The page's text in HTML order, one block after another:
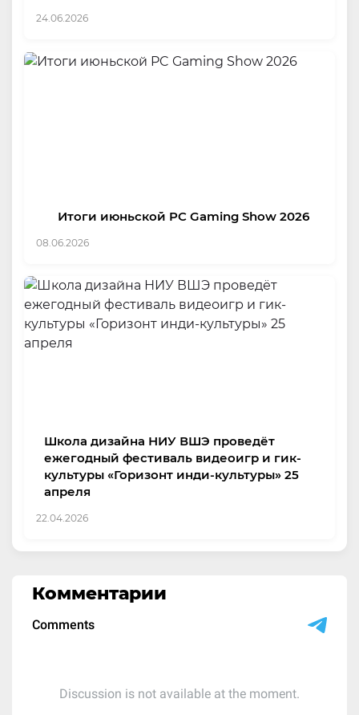
24.06.2026
Итоги июньской PC Gaming Show 2026
08.06.2026
Школа дизайна НИУ ВШЭ проведёт
ежегодный фестиваль видеоигр и гик-
культуры «Горизонт инди-культуры» 25
апреля
22.04.2026
Комментарии